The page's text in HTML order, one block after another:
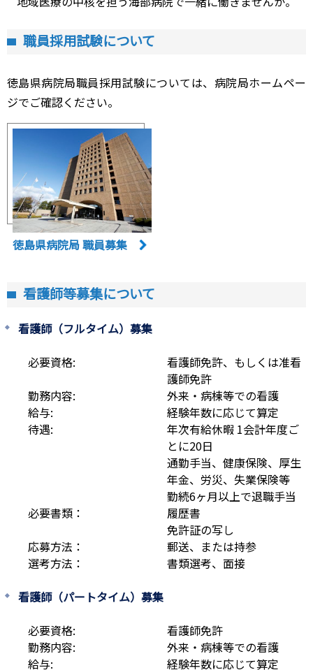
職員採用試験について
徳島県病院局職員採用試験については、病院局ホームペー
ジでご確認ください。
徳島県病院局 職員募集
看護師等募集について
看護師（フルタイム）募集
必要資格:
看護師免許、もしくは准看
護師免許
勤務内容:
外来・病棟等での看護
給与:
経験年数に応じて算定
待遇:
年次有給休暇 1会計年度ご
とに20日
通勤手当、健康保険、厚生
年金、労災、失業保険等
勤続6ヶ月以上で退職手当
必要書類：
履歴書
免許証の写し
応募方法：
郵送、または持参
選考方法：
書類選考、面接
看護師（パートタイム）募集
必要資格:
看護師免許
勤務内容:
外来・病棟等での看護
給与:
経験年数に応じて算定